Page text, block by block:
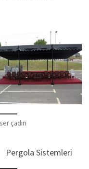
çadırı